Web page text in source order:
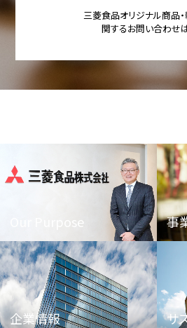
三菱食品オリジナル商品
関するお問い合わせ
Our Purpose 事
企業情報 サ